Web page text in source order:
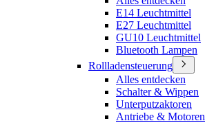
E14 Leuchtmittel
E27 Leuchtmittel
GU10 Leuchtmittel
Bluetooth Lampen
Rollladensteuerung
Alles entdecken
Schalter & Wippen
Unterputzaktoren
Antriebe & Motoren